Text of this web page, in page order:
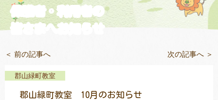
支援事例
教室一覧
保護者・利用者の
皆さまへお知らせ
＜ 前の記事へ 次の記事へ ＞
郡山緑町教室
郡山緑町教室 10月のお知らせ